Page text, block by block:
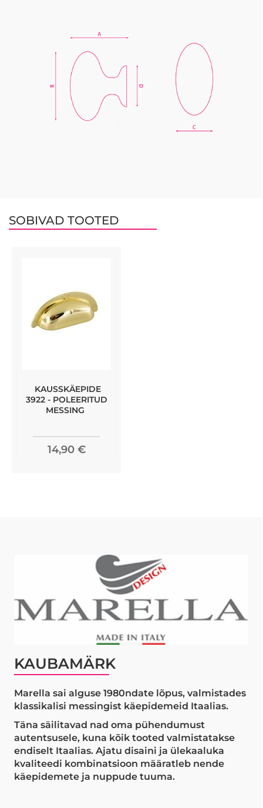
SOBIVAD TOOTED
KAUSSKÄEPIDE
3922 - POLEERITUD
MESSING
14,90 €
KAUBAMÄRK
Marella sai alguse 1980ndate lõpus, valmistades
klassikalisi messingist käepidemeid Itaalias.
Täna säilitavad nad oma pühendumust
autentsusele, kuna kõik tooted valmistatakse
endiselt Itaalias. Ajatu disaini ja ülekaaluka
kvaliteedi kombinatsioon määratleb nende
käepidemete ja nuppude tuuma.